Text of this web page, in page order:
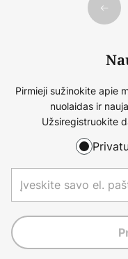
Pirmieji sužinokite apie
nuolaidas ir
Užsiregistruokite